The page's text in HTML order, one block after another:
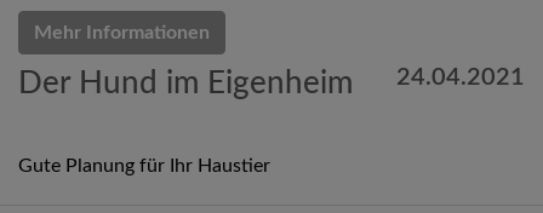
Mehr Informationen
Der Hund im Eigenheim 24.04.2021
Gute Planung für Ihr Haustier